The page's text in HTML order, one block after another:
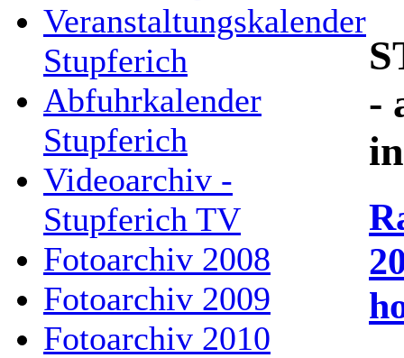
Veranstaltungskalender
Stupferich
Abfuhrkalender
Stupferich
Videoarchiv -
Stupferich TV
Fotoarchiv 2008
Fotoarchiv 2009
Fotoarchiv 2010
-